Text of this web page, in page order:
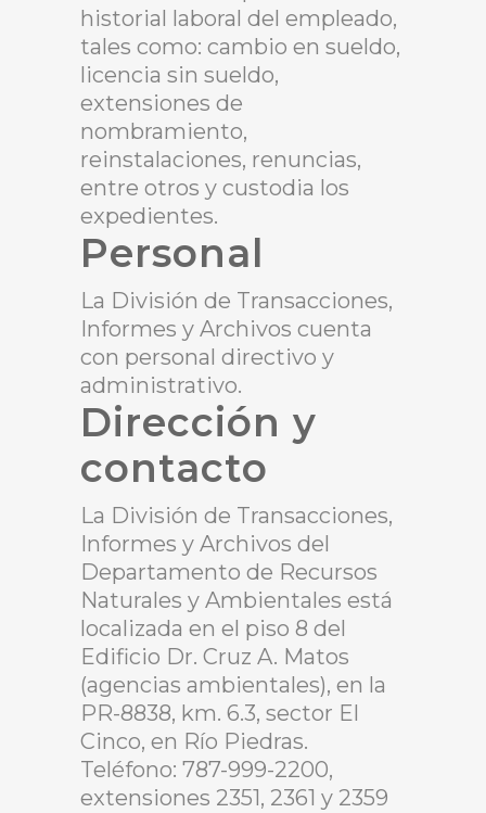
historial laboral del empleado,
tales como: cambio en sueldo,
licencia sin sueldo,
extensiones de
nombramiento,
reinstalaciones, renuncias,
entre otros y custodia los
expedientes.
Personal
La División de Transacciones,
Informes y Archivos cuenta
con personal directivo y
administrativo.
Dirección y
contacto
La División de Transacciones,
Informes y Archivos del
Departamento de Recursos
Naturales y Ambientales está
localizada en el piso 8 del
Edificio Dr. Cruz A. Matos
(agencias ambientales), en la
PR-8838, km. 6.3, sector El
Cinco, en Río Piedras.
Teléfono: 787-999-2200,
extensiones 2351, 2361 y 2359